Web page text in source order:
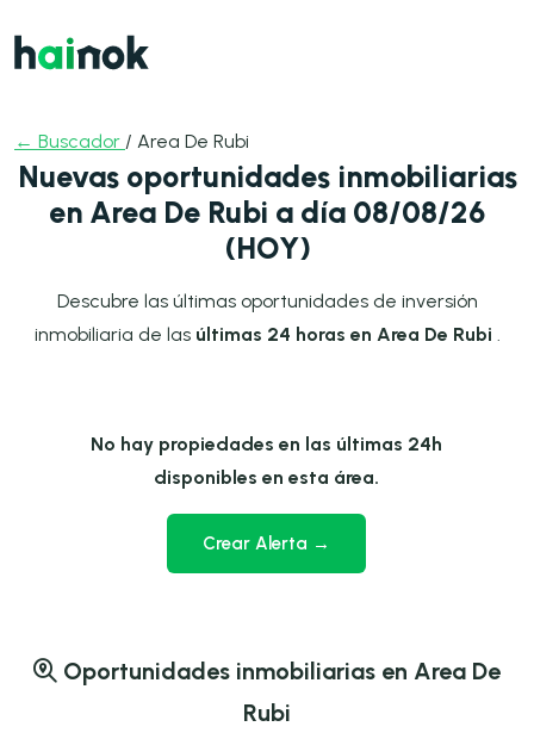
← Buscador / Area De Rubi
Nuevas oportunidades inmobiliarias
en Area De Rubi a día 08/08/26
(HOY)
Descubre las últimas oportunidades de inversión
inmobiliaria de las últimas 24 horas en Area De Rubi
No hay propiedades en las últimas 24h
disponibles en esta área.
Crear Alerta →
Oportunidades inmobiliarias en Area De
Rubi